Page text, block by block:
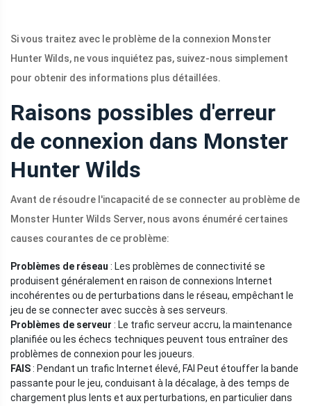
Si vous traitez avec le problème de la connexion Monster
Hunter Wilds, ne vous inquiétez pas, suivez-nous simplement
pour obtenir des informations plus détaillées.
Raisons possibles d'erreur
de connexion dans Monster
Hunter Wilds
Avant de résoudre l'incapacité de se connecter au problème de
Monster Hunter Wilds Server, nous avons énuméré certaines
causes courantes de ce problème:
Problèmes de réseau : Les problèmes de connectivité se
produisent généralement en raison de connexions Internet
incohérentes ou de perturbations dans le réseau, empêchant le
jeu de se connecter avec succès à ses serveurs.
Problèmes de serveur : Le trafic serveur accru, la maintenance
planifiée ou les échecs techniques peuvent tous entraîner des
problèmes de connexion pour les joueurs.
FAIS: Pendant un trafic Internet élevé, FAI Peut étouffer la bande
passante pour le jeu, conduisant à la décalage, à des temps de
chargement plus lents et aux perturbations, en particulier dans